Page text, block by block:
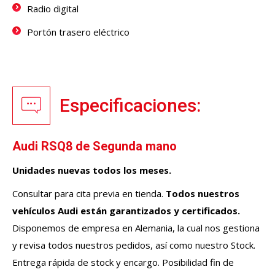
Radio digital
Portón trasero eléctrico
Especificaciones:
Audi RSQ8 de Segunda mano
Unidades nuevas todos los meses.
Consultar para cita previa en tienda. Todos nuestros
vehículos Audi están garantizados y certificados.
Disponemos de empresa en Alemania, la cual nos gestiona
y revisa todos nuestros pedidos, así como nuestro Stock.
Entrega rápida de stock y encargo. Posibilidad fin de